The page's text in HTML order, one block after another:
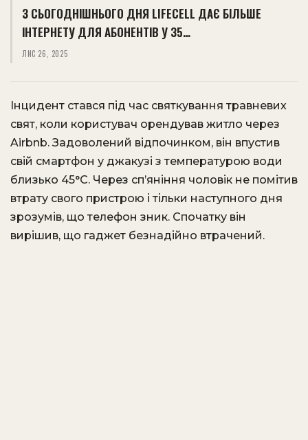
З СЬОГОДНІШНЬОГО ДНЯ LIFECELL ДАЄ БІЛЬШЕ
ІНТЕРНЕТУ ДЛЯ АБОНЕНТІВ У 35…
ЛИС 26, 2025
Інцидент стався під час святкування травневих
свят, коли користувач орендував житло через
Airbnb. Задоволений відпочинком, він впустив
свій смартфон у джакузі з температурою води
близько 45°C. Через сп’яніння чоловік не помітив
втрату свого пристрою і тільки наступного дня
зрозумів, що телефон зник. Спочатку він
вирішив, що гаджет безнадійно втрачений.